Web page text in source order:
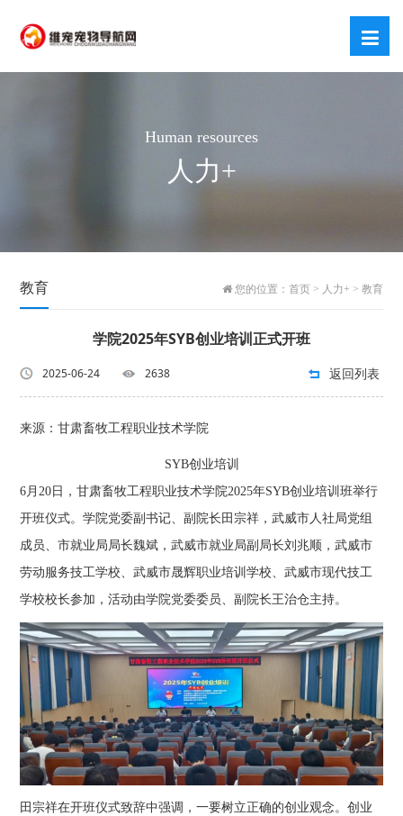
Human resources
人力+
教育 您的位置： 首页> 人力+ > 教育
学院2025年SYB创业培训正式开班
2025-06-24 2638 返回列表
来源：甘肃畜牧工程职业技术学院
SYB创业培训
6月20日，甘肃畜牧工程职业技术学院2025年SYB创业培训班举行
开班仪式。学院党委副书记、副院长田宗祥，武威市人社局党组
成员、市就业局局长魏斌，武威市就业局副局长刘兆顺，武威市
劳动服务技工学校、武威市晟辉职业培训学校、武威市现代技工
学校校长参加，活动由学院党委委员、副院长王治仓主持。
田宗祥在开班仪式致辞中强调，一要树立正确的创业观念。创业